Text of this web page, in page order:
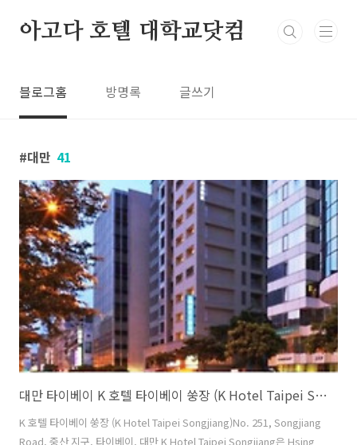
아고다 호텔 대학교닷컴
블로그홈 방명록 글쓰기
대만 41
대만 타이베이 K 호텔 타이베이 쑹장 (K Hotel Taipei Songjiang)
K 호텔 타이베이 쑹장 (K Hotel Taipei Songjiang)No. 251, Songjiang
Road, 중산 지구, 타이베이, 대만 K Hotel Taipei Songjiang은 Hsing